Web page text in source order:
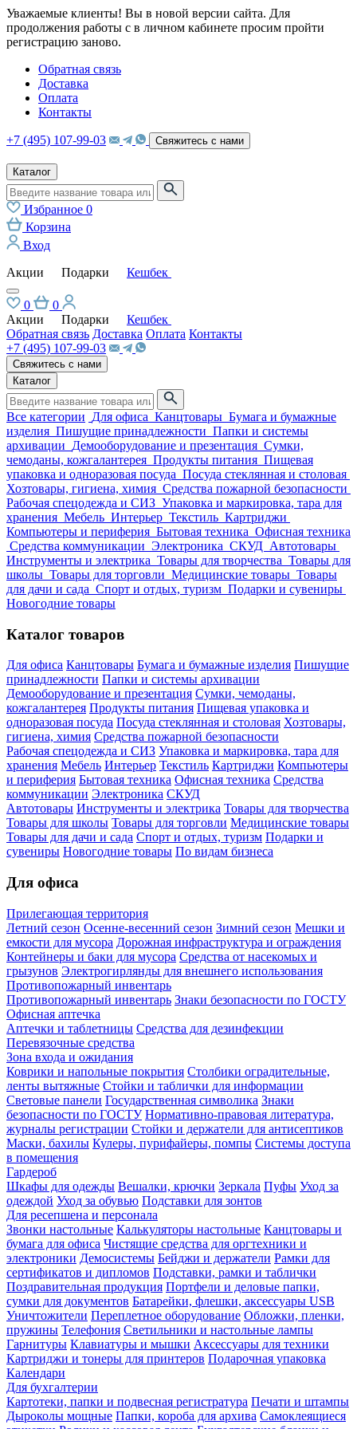
Уважаемые клиенты! Вы в новой версии сайта. Для
продолжения работы с в личном кабинете просим пройти
регистрацию заново.
Обратная связь
Доставка
Оплата
Контакты
+7 (495) 107-99-03 Свяжитесь с нами
Каталог
Избранное 0
Корзина
Вход
Акции
Подарки Кешбек
0
0
Акции
Подарки
Кешбек
Обратная связь Доставка Оплата Контакты
+7 (495) 107-99-03
Свяжитесь с нами
Каталог
Все категории Для офиса Канцтовары Бумага и бумажные
изделия Пишущие принадлежности Папки и системы
архивации Демооборудование и презентация Сумки,
чемоданы, кожгалантерея Продукты питания Пищевая
упаковка и одноразовая посуда Посуда стеклянная и столовая
Хозтовары, гигиена, химия Средства пожарной безопасности
Рабочая спецодежда и СИЗ Упаковка и маркировка, тара для
хранения Мебель Интерьер Текстиль Картриджи
Компьютеры и периферия Бытовая техника Офисная техника
Средства коммуникации Электроника СКУД Автотовары
Инструменты и электрика Товары для творчества Товары для
школы Товары для торговли Медицинские товары Товары
для дачи и сада Спорт и отдых, туризм Подарки и сувениры
Новогодние товары
Каталог товаров
Для офиса Канцтовары Бумага и бумажные изделия Пишущие
принадлежности Папки и системы архивации
Демооборудование и презентация Сумки, чемоданы,
кожгалантерея Продукты питания Пищевая упаковка и
одноразовая посуда Посуда стеклянная и столовая Хозтовары,
гигиена, химия Средства пожарной безопасности
Рабочая спецодежда и СИЗ Упаковка и маркировка, тара для
хранения Мебель Интерьер Текстиль Картриджи Компьютеры
и периферия Бытовая техника Офисная техника Средства
коммуникации Электроника СКУД
Автотовары Инструменты и электрика Товары для творчества
Товары для школы Товары для торговли Медицинские товары
Товары для дачи и сада Спорт и отдых, туризм Подарки и
сувениры Новогодние товары По видам бизнеса
Для офиса
Прилегающая территория
Летний сезон Осенне-весенний сезон Зимний сезон Мешки и
емкости для мусора Дорожная инфраструктура и ограждения
Контейнеры и баки для мусора Средства от насекомых и
грызунов Электрогирлянды для внешнего использования
Противопожарный инвентарь
Противопожарный инвентарь Знаки безопасности по ГОСТУ
Офисная аптечка
Аптечки и таблетницы Средства для дезинфекции
Перевязочные средства
Зона входа и ожидания
Коврики и напольные покрытия Столбики оградительные,
ленты вытяжные Стойки и таблички для информации
Световые панели Государственная символика Знаки
безопасности по ГОСТУ Нормативно-правовая литература,
журналы регистрации Стойки и держатели для антисептиков
Маски, бахилы Кулеры, пурифайеры, помпы Системы доступа
в помещения
Гардероб
Шкафы для одежды Вешалки, крючки Зеркала Пуфы Уход за
одеждой Уход за обувью Подставки для зонтов
Для ресепшена и персонала
Звонки настольные Калькуляторы настольные Канцтовары и
бумага для офиса Чистящие средства для оргтехники и
электроники Демосистемы Бейджи и держатели Рамки для
сертификатов и дипломов Подставки, рамки и таблички
Поздравительная продукция Портфели и деловые папки,
сумки для документов Батарейки, флешки, аксессуары USB
Уничтожители Переплетное оборудование Обложки, пленки,
пружины Телефония Светильники и настольные лампы
Гарнитуры Клавиатуры и мышки Аксессуары для техники
Картриджи и тонеры для принтеров Подарочная упаковка
Календари
Для бухгалтерии
Картотеки, папки и подвесная регистратура Печати и штампы
Дыроколы мощные Папки, короба для архива Самоклеящиеся